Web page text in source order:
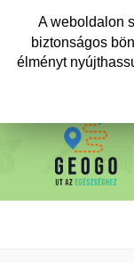
A weboldalon
biztonságos
élményt